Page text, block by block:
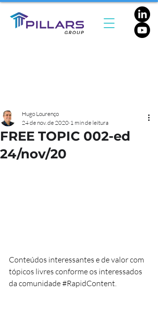
FREE TOPIC 002-ed
24/nov/20
Hugo Lourenço
24 de nov. de 2020 1 min de leitura
Conteúdos interessantes e de valor com
tópicos livres conforme os interessados
da comunidade #RapidContent